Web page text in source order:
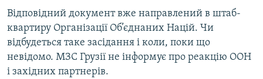
Відповідний документ вже направлений в штаб-
квартиру Організації Об’єднаних Націй. Чи
відбудеться таке засідання і коли, поки що
невідомо. МЗС Грузії не інформує про реакцію ООН
і західних партнерів.